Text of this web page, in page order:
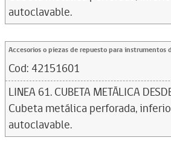
autoclavable.
Accesorios o piezas de repuesto para instrumentos
Cod: 42151601
LINEA 61. CUBETA METÁLICA
Cubeta metálica perforada,
autoclavable.